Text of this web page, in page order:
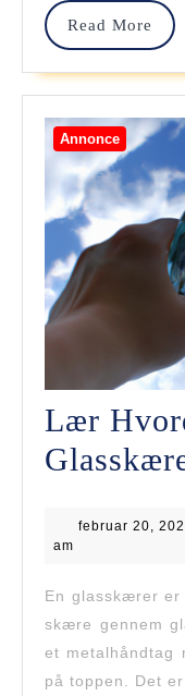
Read More
Annonce
Lær
februar 20,
am
En glasskærer
skære gennem
et metalhåndtag
på toppen. Det